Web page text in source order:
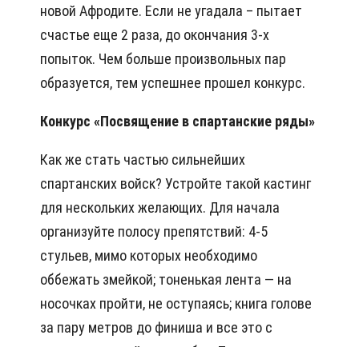
новой Афродите. Если не угадала – пытает
счастье еще 2 раза, до окончания 3-х
попыток. Чем больше произвольных пар
образуется, тем успешнее прошел конкурс.
Конкурс «Посвящение в спартанские ряды»
Как же стать частью сильнейших
спартанских войск? Устройте такой кастинг
для нескольких желающих. Для начала
организуйте полосу препятствий: 4-5
стульев, мимо которых необходимо
оббежать змейкой; тоненькая лента — на
носочках пройти, не оступаясь; книга голове
за пару метров до финиша и все это с